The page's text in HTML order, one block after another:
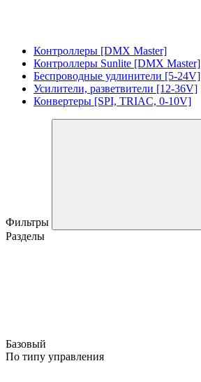
Контроллеры [DMX Master]
Контроллеры Sunlite [DMX Master]
Беспроводные удлинители [5-24V]
Усилители, разветвители [12-36V]
Конвертеры [SPI, TRIAC, 0-10V]
Фильтры
Разделы
Базовый
По типу управления